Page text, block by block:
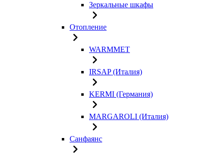
Зеркальные шкафы
Отопление
WARMMET
IRSAP (Италия)
KERMI (Германия)
MARGAROLI (Италия)
Санфаянс